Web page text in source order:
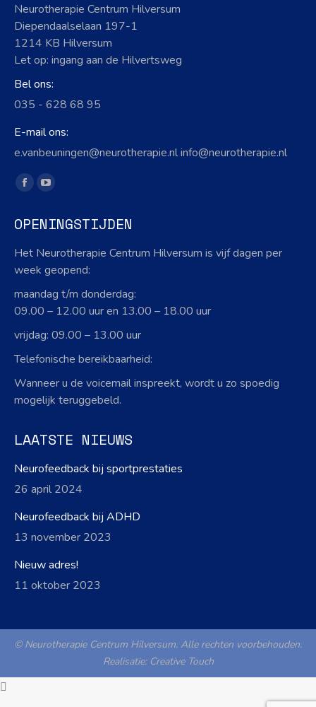
Neurotherapie Centrum Hilversum
Diependaalselaan 197-1
1214 KB Hilversum
Let op: ingang aan de Hilvertsweg
Bel ons:
035 - 628 68 95
E-mail ons:
e.vanbeuningen@neurotherapie.nl info@neurotherapie.nl
Vind ons op:
Facebook
opens
in
new
YouTube
opens
new
OPENINGSTIJDEN
Het Neurotherapie Centrum Hilversum is vijf dagen per
week geopend:
maandag t/m donderdag:
09.00 – 12.00 uur en 13.00 – 18.00 uur
vrijdag: 09.00 – 13.00 uur
Telefonische bereikbaarheid:
Wanneer u de voicemail inspreekt, wordt u zo spoedig
mogelijk teruggebeld.
LAATSTE NIEUWS
Neurofeedback bij sportprestaties
26 april 2024
Neurofeedback bij ADHD
13 november 2023
Nieuw adres!
11 oktober 2023
© Neurotherapie Centrum Hilversum. Alle rechten voorbehouden.
Realisatie: Creative Touch